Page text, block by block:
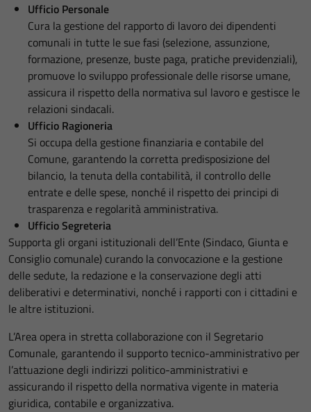
Ufficio Personale
Cura la gestione del rapporto di lavoro dei dipendenti
comunali in tutte le sue fasi (selezione, assunzione,
formazione, presenze, buste paga, pratiche previdenziali),
promuove lo sviluppo professionale delle risorse umane,
assicura il rispetto della normativa sul lavoro e gestisce le
relazioni sindacali.
Ufficio Ragioneria
Si occupa della gestione finanziaria e contabile del
Comune, garantendo la corretta predisposizione del
bilancio, la tenuta della contabilità, il controllo delle
entrate e delle spese, nonché il rispetto dei principi di
trasparenza e regolarità amministrativa.
Ufficio Segreteria
Supporta gli organi istituzionali dell’Ente (Sindaco, Giunta e
Consiglio comunale) curando la convocazione e la gestione
delle sedute, la redazione e la conservazione degli atti
deliberativi e determinativi, nonché i rapporti con i cittadini e
le altre istituzioni.
L’Area opera in stretta collaborazione con il Segretario
Comunale, garantendo il supporto tecnico-amministrativo per
l’attuazione degli indirizzi politico-amministrativi e
assicurando il rispetto della normativa vigente in materia
giuridica, contabile e organizzativa.